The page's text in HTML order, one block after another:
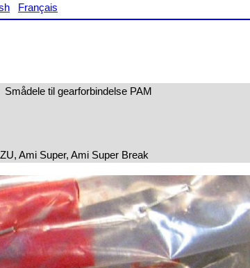
Français
Smådele til gearforbindelse PAM
Ami Super, Ami Super Break